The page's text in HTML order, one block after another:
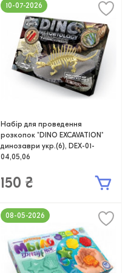
Набір для проведення
розкопок "DINO EXCAVATION"
динозаври укр.(6), DEX-01-
04,05,06
150 ₴
10-07-2026
08-05-2026